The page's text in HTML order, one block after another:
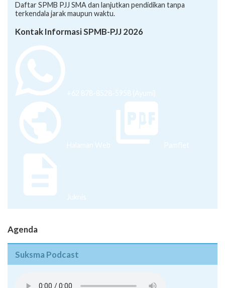
Daftar SPMB PJJ SMA dan lanjutkan pendidikan tanpa
terkendala jarak maupun waktu.
Kontak Informasi SPMB-PJJ 2026
+62 878-8528-5958 (Ayumi)
Halaman Web Pamflet
Juknis
Agenda
Suksma Podcast